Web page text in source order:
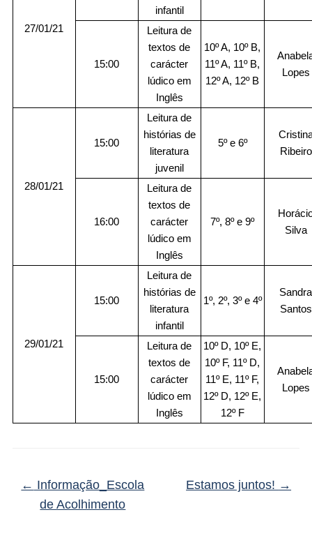
27/01/21
infantil
15:00
Leitura de
textos de
carácter
lúdico em
Inglês
10º A, 10º B,
11º A, 11º B,
12º A, 12º B
Lopes
28/01/21
15:00
Leitura de
histórias de
literatura
juvenil
5º e 6º
Ribeiro
16:00
Leitura de
textos de
carácter
lúdico em
Inglês
7º, 8º e 9º
Silva
29/01/21
15:00
Leitura de
histórias de
literatura
infantil
1º, 2º, 3º e 4º
Sandra
Santos
15:00
Leitura de
textos de
carácter
lúdico em
Inglês
10º D, 10º E,
10º F, 11º D,
11º E, 11º F,
12º D, 12º E,
12º F
Lopes
← Informação_Escola
de Acolhimento
Estamos juntos! →